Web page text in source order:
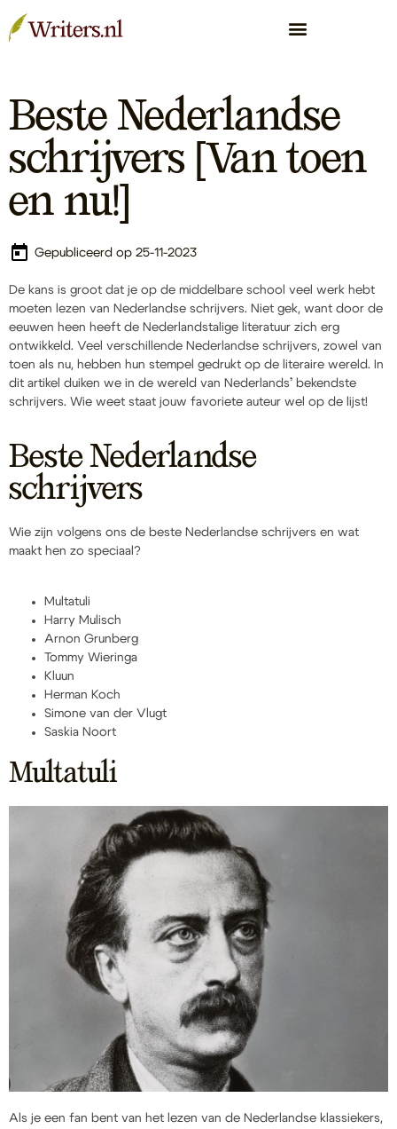
Beste Nederlandse
schrijvers [Van toen
en nu!]
Gepubliceerd op 25-11-2023
De kans is groot dat je op de middelbare school veel werk hebt
moeten lezen van Nederlandse schrijvers. Niet gek, want door de
eeuwen heen heeft de Nederlandstalige literatuur zich erg
ontwikkeld. Veel verschillende Nederlandse schrijvers, zowel van
toen als nu, hebben hun stempel gedrukt op de literaire wereld. In
dit artikel duiken we in de wereld van Nederlands’ bekendste
schrijvers. Wie weet staat jouw favoriete auteur wel op de lijst!
Beste Nederlandse
schrijvers
Wie zijn volgens ons de beste Nederlandse schrijvers en wat
maakt hen zo speciaal?
Multatuli
Harry Mulisch
Arnon Grunberg
Tommy Wieringa
Kluun
Herman Koch
Simone van der Vlugt
Saskia Noort
Multatuli
Als je een fan bent van het lezen van de Nederlandse klassiekers,